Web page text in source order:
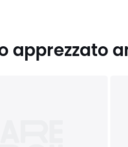
(Juglans nigra)
brasiliensis)
apprezzato